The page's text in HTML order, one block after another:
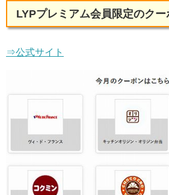
LYPプレミアム会員限定のクー
⇒公式サイト